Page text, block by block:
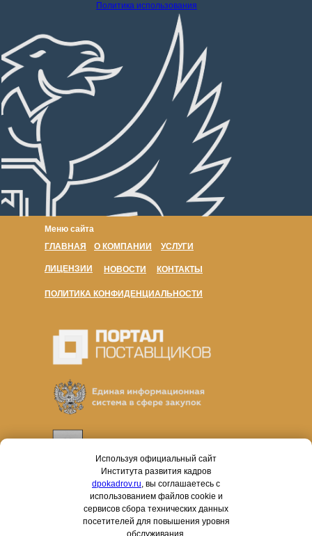
Меню сайта
Политика использования
ГЛАВНАЯ О КОМПАНИИ УСЛУГИ
ЛИЦЕНЗИИ НОВОСТИ КОНТАКТЫ
ПОЛИТИКА КОНФИДЕНЦИАЛЬНОСТИ
Используя официальный сайт
Института развития кадров
dpokadrov.ru, вы соглашаетесь с
использованием файлов cookie и
сервисов сбора технических данных
посетителей для повышения уровня